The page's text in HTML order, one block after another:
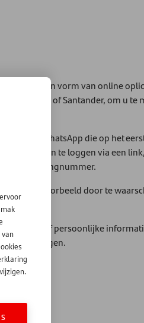
is een vorm van online
uw bank of Santander, om u te
zoals WhatsApp die op het
om in te loggen via een
rekeningnummer.
bijvoorbeeld door te
maken of persoonlijke
vragen.